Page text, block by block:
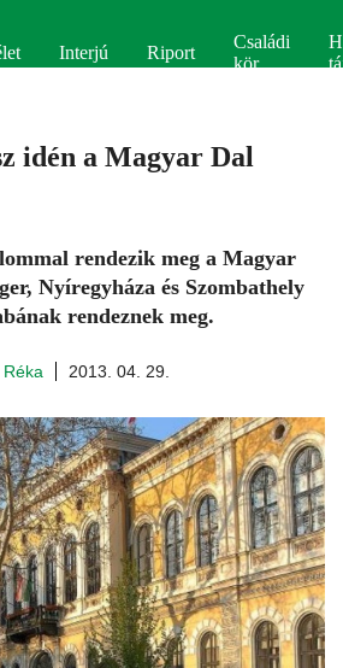
Interjú Riport
Családi
kör
idén a Magyar Dal
rendezik meg a Magyar
Nyíregyháza és Szombathely
rendeznek meg.
2013. 04. 29.